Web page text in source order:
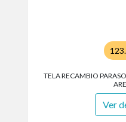
TELA RECAMBIO
Ver